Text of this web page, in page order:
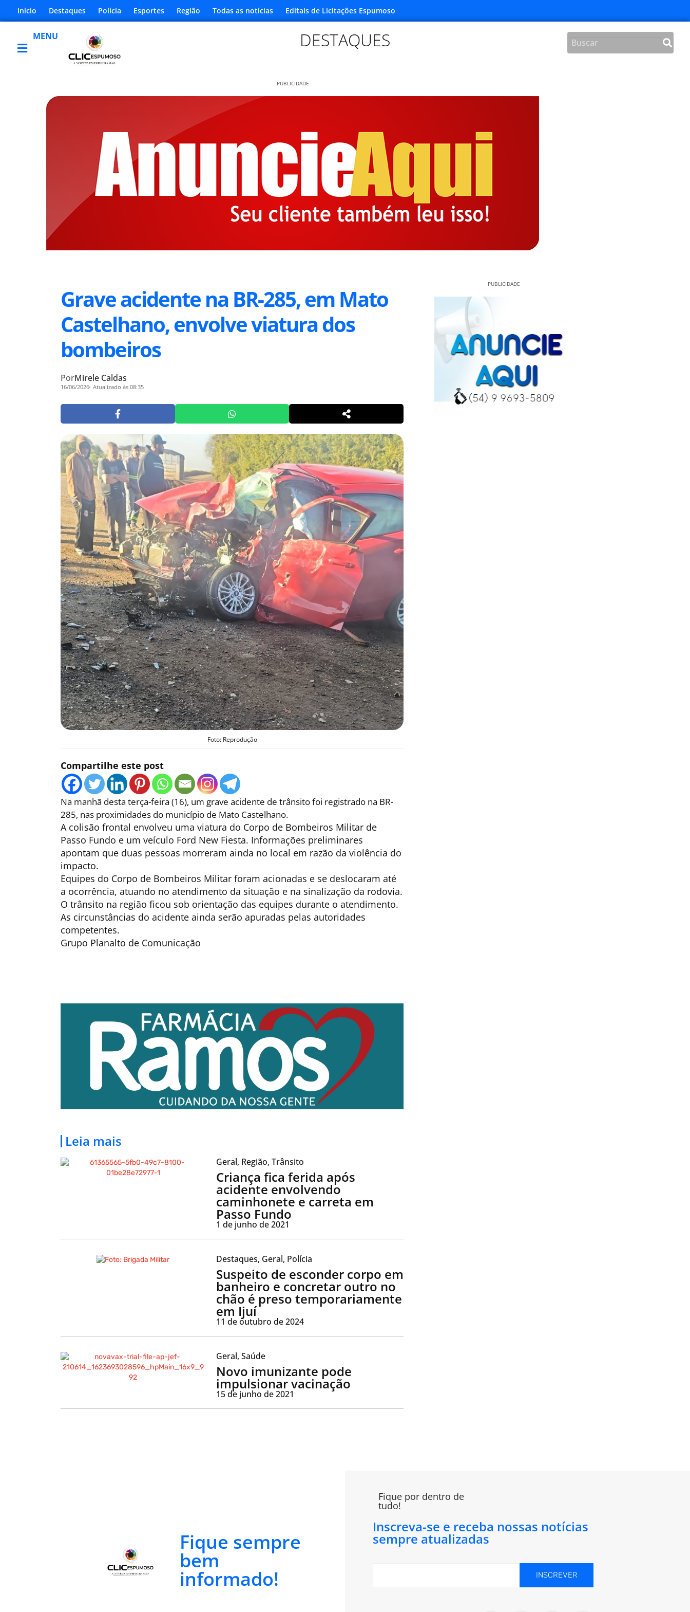
Início Destaques Polícia Esportes Região Todas as notícias Editais de Licitações Espumoso
MENU DESTAQUES
PUBLICIDADE
Grave acidente na BR-285, em Mato
Castelhano, envolve viatura dos
bombeiros
PorMirele Caldas
16/06/2026 Atualizado às 08:35
Foto: Reprodução
Compartilhe este post
Na manhã desta terça-feira (16), um grave acidente de trânsito foi registrado na BR-
285, nas proximidades do município de Mato Castelhano.
A colisão frontal envolveu uma viatura do Corpo de Bombeiros Militar de
Passo Fundo e um veículo Ford New Fiesta. Informações preliminares
apontam que duas pessoas morreram ainda no local em razão da violência do
impacto.
Equipes do Corpo de Bombeiros Militar foram acionadas e se deslocaram até
a ocorrência, atuando no atendimento da situação e na sinalização da rodovia.
O trânsito na região ficou sob orientação das equipes durante o atendimento.
As circunstâncias do acidente ainda serão apuradas pelas autoridades
competentes.
Grupo Planalto de Comunicação
Leia mais
Geral, Região, Trânsito
Criança fica ferida após
acidente envolvendo
caminhonete e carreta em
Passo Fundo
1 de junho de 2021
Destaques, Geral, Polícia
Suspeito de esconder corpo em
banheiro e concretar outro no
chão é preso temporariamente
em Ijuí
11 de outubro de 2024
Geral, Saúde
Novo imunizante pode
impulsionar vacinação
15 de junho de 2021
PUBLICIDADE
Fique sempre
bem
informado!
Fique por dentro de
tudo!
Inscreva-se e receba nossas notícias
sempre atualizadas
INSCREVER